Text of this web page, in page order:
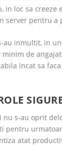
loc sa creeze
server pentru
inmultit, in
de
incat sa
s-au oprit
atat